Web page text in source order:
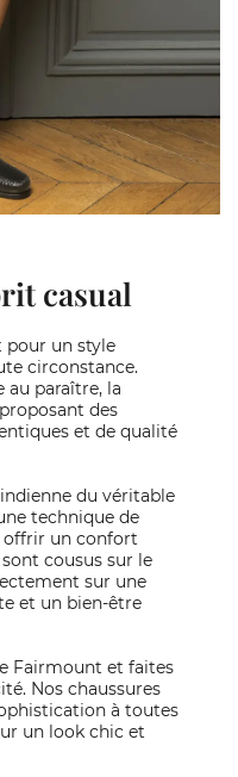
casual
pour un style
circonstance.
paraître, la
des
et de qualité
du véritable
technique de
offrir un confort
cousus sur le
sur une
et un bien-être
Fairmount et faites
Nos chaussures
à toutes
un look chic et